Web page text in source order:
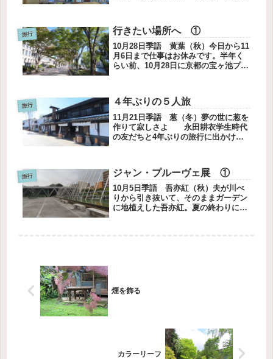
之島こどもたちへここには、あなたが
みたことのない本がたくさんありま
す...
旅行 行きたい場所へ ①
10月28日季語 黄葉（秋）今日から11
月6日まで仕事はお休みです。半年く
らい前、10月28日に京都の宝ヶ池プリ
きたい場所行きたい場所は横尾忠則現
代美術館です。開館10周年...
旅行 ４年ぶりの５人旅
11月21日季語 葱（冬）夢の世に葱を
作りて寂しさよ 永田耕衣学生時代
の友だちと4年ぶりの旅行に出かけま
は4年ぶりです。コロナの時期、毎月
ラインで5人でおしゃべり会を始め...
旅行 ジャン・プルーヴェ展 ①
10月5日季語 吾亦紅（秋）夫が川べ
りから引き抜いて、そのままガーデン
に地植えした吾亦紅。夏の終わりに刈
煙を飾る
カラーリーフ